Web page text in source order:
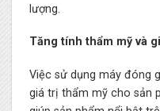
lượng.
Tăng tính thẩm mỹ và
Việc sử dụng máy đóng
giá trị thẩm mỹ cho sản